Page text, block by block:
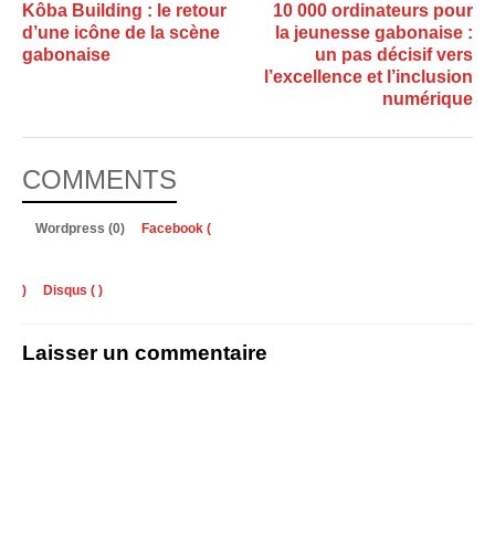
Kôba Building : le retour
d’une icône de la scène
gabonaise
10 000 ordinateurs pour
la jeunesse gabonaise :
un pas décisif vers
l’excellence et l’inclusion
numérique
COMMENTS
Wordpress (0) Facebook (
) Disqus ( )
Laisser un commentaire